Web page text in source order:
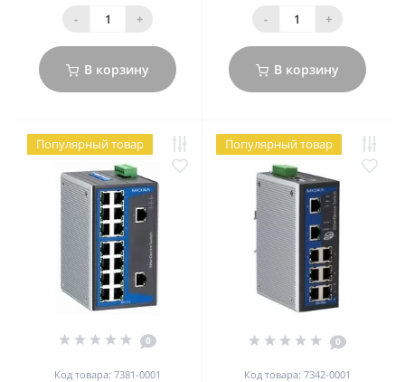
- +
В корзину
- +
В корзину
Популярный товар
0
Код товара: 7381-0001
Популярный товар
0
Код товара: 7342-0001